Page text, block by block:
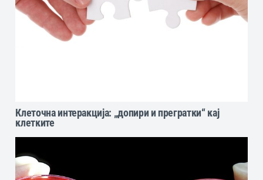
Клеточна интеракција: „допири и прегратки“ кај
клетките